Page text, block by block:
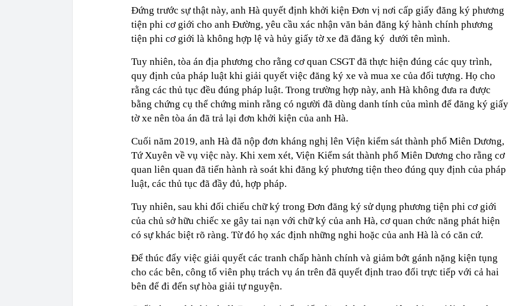
Đứng trước sự thật này, anh Hà quyết định khởi kiện Đơn vị nơi cấp giấy đăng ký phương
tiện phi cơ giới cho anh Đường, yêu cầu xác nhận văn bản đăng ký hành chính phương
tiện phi cơ giới là không hợp lệ và hủy giấy tờ xe đã đăng ký dưới tên mình.
Tuy nhiên, tòa án địa phương cho rằng cơ quan CSGT đã thực hiện đúng các quy trình,
quy định của pháp luật khi giải quyết việc đăng ký xe và mua xe của đối tượng. Họ cho
rằng các thủ tục đều đúng pháp luật. Trong trường hợp này, anh Hà không đưa ra được
bằng chứng cụ thể chứng minh rằng có người đã dùng danh tính của mình để đăng ký giấy
tờ xe nên tòa án đã trả lại đơn khởi kiện của anh Hà.
Cuối năm 2019, anh Hà đã nộp đơn kháng nghị lên Viện kiểm sát thành phố Miên Dương,
Tứ Xuyên về vụ việc này. Khi xem xét, Viện Kiểm sát thành phố Miên Dương cho rằng cơ
quan liên quan đã tiến hành rà soát khi đăng ký phương tiện theo đúng quy định của pháp
luật, các thủ tục đã đầy đủ, hợp pháp.
Tuy nhiên, sau khi đối chiếu chữ ký trong Đơn đăng ký sử dụng phương tiện phi cơ giới
của chủ sở hữu chiếc xe gây tai nạn với chữ ký của anh Hà, cơ quan chức năng phát hiện
có sự khác biệt rõ ràng. Từ đó họ xác định những nghi hoặc của anh Hà là có căn cứ.
Để thúc đẩy việc giải quyết các tranh chấp hành chính và giảm bớt gánh nặng kiện tụng
cho các bên, công tố viên phụ trách vụ án trên đã quyết định trao đổi trực tiếp với cả hai
bên để đi đến sự hòa giải tự nguyện.